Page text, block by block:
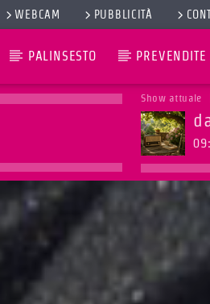
WEBCAM PUBBLICITÀ
PALINSESTO PREVENDITE
Show attuale